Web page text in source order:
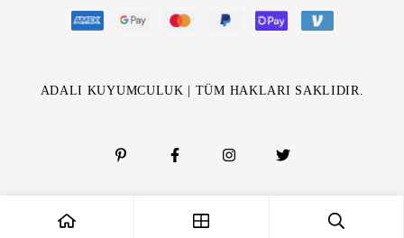
ADALI KUYUMCULUK | TÜM HAKLARI SAKLIDIR.